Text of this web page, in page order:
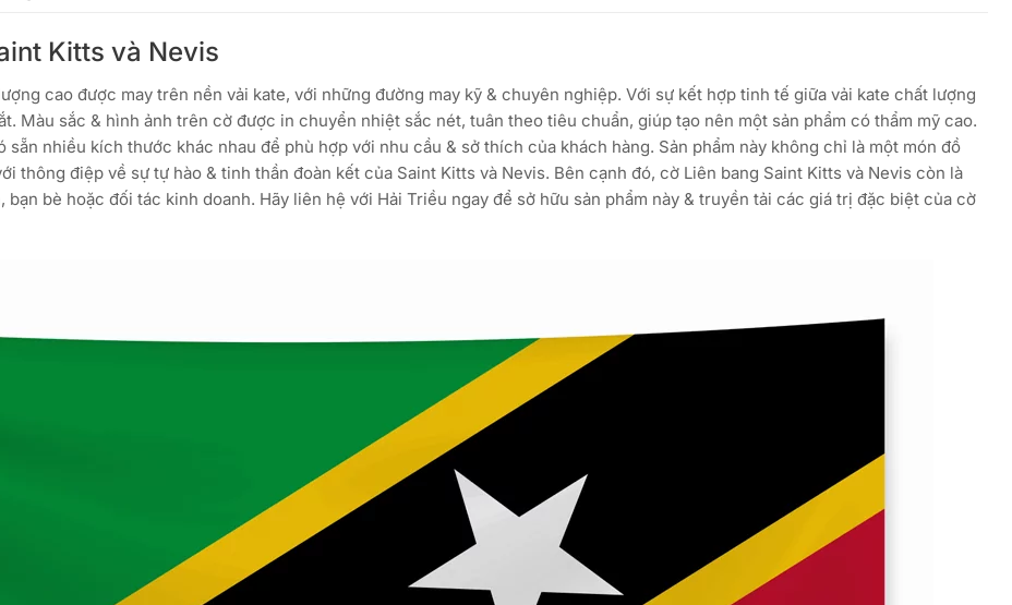
Kitts và Nevis
cao được may trên nền vải kate, với những đường may kỹ & chuyên nghiệp. Với sự kết hợp tinh tế giữa vải kate chất lượng
Màu sắc & hình ảnh trên cờ được in chuyển nhiệt sắc nét, tuân theo tiêu chuẩn, giúp tạo nên một sản phẩm có thẩm mỹ cao.
nhiều kích thước khác nhau để phù hợp với nhu cầu & sở thích của khách hàng. Sản phẩm này không chỉ là một món đồ
thông điệp về sự tự hào & tinh thần đoàn kết của Saint Kitts và Nevis. Bên cạnh đó, cờ Liên bang Saint Kitts và Nevis còn là
bè hoặc đối tác kinh doanh. Hãy liên hệ với Hải Triều ngay để sở hữu sản phẩm này & truyền tải các giá trị đặc biệt của cờ